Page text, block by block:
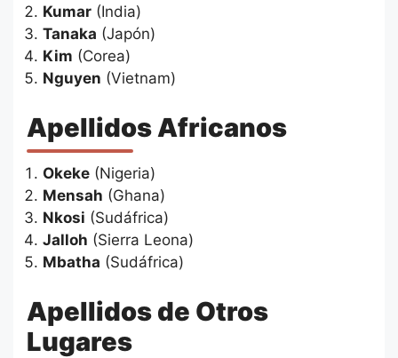
Kumar(India)
Tanaka (Japón)
Kim (Corea)
Nguyen (Vietnam)
Apellidos Africanos
Okeke(Nigeria)
Mensah (Ghana)
Nkosi (Sudáfrica)
Jalloh (Sierra Leona)
Mbatha (Sudáfrica)
Apellidos de Otros
Lugares